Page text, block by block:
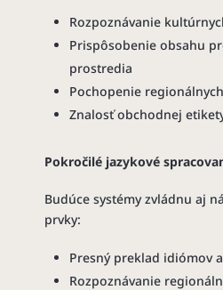
Rozpoznávanie
Prispôsobenie obsahu
prostredia
Pochopenie
Znalosť obchodnej
Pokročilé jazykové
Budúce systémy zvládnu aj
prvky:
Presný preklad idiómov
Rozpoznávanie